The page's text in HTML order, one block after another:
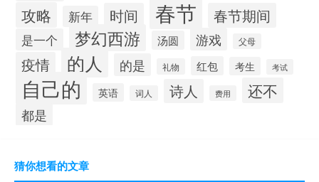
攻略 新年 时间 春节 春节期间
是一个 梦幻西游 汤圆 游戏 父母
疫情 的人 的是 礼物 红包 考生 考试
自己的 英语 词人 诗人 费用 还不
都是
猜你想看的文章